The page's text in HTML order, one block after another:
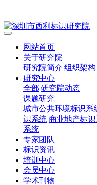
网站首页
关于研究院
研究院简介 组织架构
研究中心
全部 研究院动态
课题研究
城市公共环境标识系
识系统 商业地产标
系统
专家团队
标识资讯
培训中心
会员中心
学术刊物